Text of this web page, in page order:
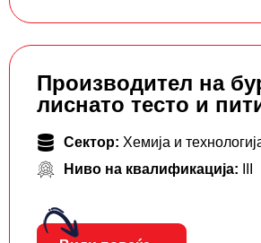
Производител на
лиснато тесто и
Сектор: Хемија и
Ниво на квалификација: